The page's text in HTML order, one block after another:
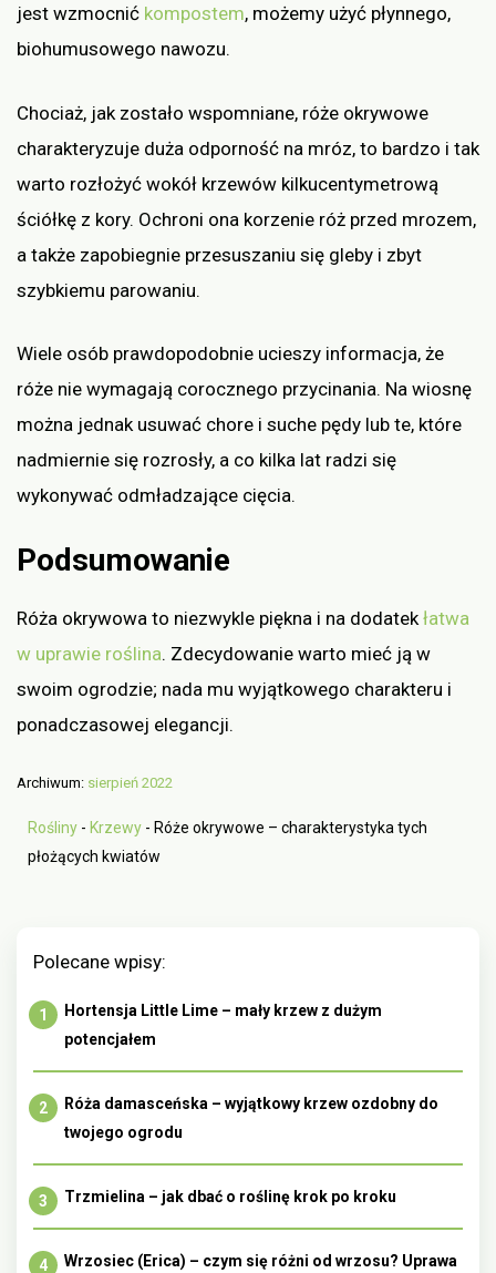
jest wzmocnić kompostem, możemy użyć płynnego,
biohumusowego nawozu.
Chociaż, jak zostało wspomniane, róże okrywowe
charakteryzuje duża odporność na mróz, to bardzo i tak
warto rozłożyć wokół krzewów kilkucentymetrową
ściółkę z kory. Ochroni ona korzenie róż przed mrozem,
a także zapobiegnie przesuszaniu się gleby i zbyt
szybkiemu parowaniu.
Wiele osób prawdopodobnie ucieszy informacja, że
róże nie wymagają corocznego przycinania. Na wiosnę
można jednak usuwać chore i suche pędy lub te, które
nadmiernie się rozrosły, a co kilka lat radzi się
wykonywać odmładzające cięcia.
Podsumowanie
Róża okrywowa to niezwykle piękna i na dodatek łatwa
w uprawie roślina. Zdecydowanie warto mieć ją w
swoim ogrodzie; nada mu wyjątkowego charakteru i
ponadczasowej elegancji.
Archiwum: sierpień 2022
Rośliny - Krzewy - Róże okrywowe – charakterystyka tych
płożących kwiatów
Polecane wpisy:
Hortensja Little Lime – mały krzew z dużym
potencjałem
Róża damasceńska – wyjątkowy krzew ozdobny do
twojego ogrodu
Trzmielina – jak dbać o roślinę krok po kroku
Wrzosiec (Erica) – czym się różni od wrzosu? Uprawa